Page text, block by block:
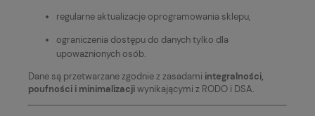
regularne aktualizacje oprogramowania sklepu,
ograniczenia dostępu do danych tylko dla
upoważnionych osób.
Dane są przetwarzane zgodnie z zasadami integralności,
poufności i minimalizacjiwynikającymi z RODO i DSA.